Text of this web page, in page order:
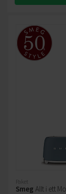
Paket
Smeg Allt i ett